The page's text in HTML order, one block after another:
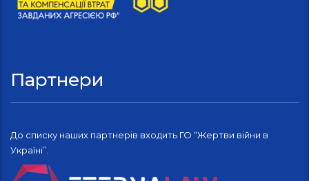
Партнери
До списку наших партнерів входить ГО “Жертви війни в
Україні”.